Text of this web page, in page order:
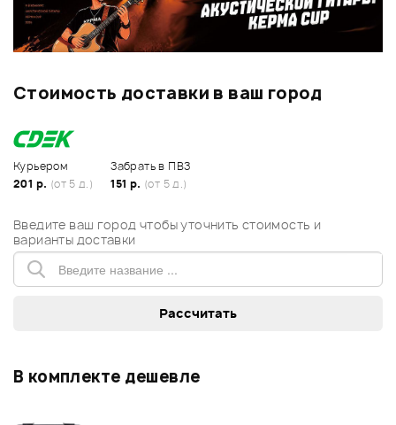
Стоимость доставки в ваш город
Курьером
201 р. (от 5 д.)
Забрать в ПВЗ
151 р. (от 5 д.)
Введите ваш город чтобы уточнить стоимость и
варианты доставки
В комплекте дешевле